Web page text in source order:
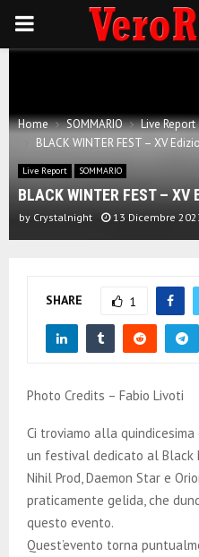
P
I
M
A
N
U
Home SOMMARIO
Live Report
BLACK WINTER FEST – XV
Live Report SOMMARIO
BLACK WINTER FEST –
by Crystalnight 13 Dicembre
SHARE 1
Photo Credits – Fabio Livoti
Ci troviamo alla
un festival dedicato al Black
Nihil Prod, Daemon Star e
praticamente gelida, che
questo evento.
Quest’evento torna